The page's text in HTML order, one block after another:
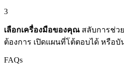
3
เลือกเครื่องมือของคุณ สลับการช่ว
ต้องการ เปิดแผนที่โต้ตอบได้ หรือ
FAQs